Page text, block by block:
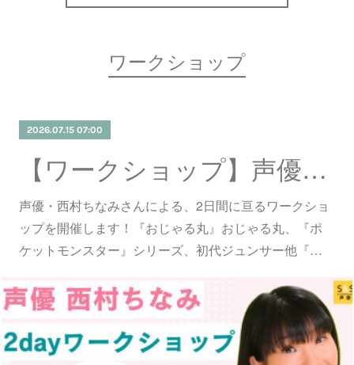
ワークショップ
2026.07.15 07:00
【ワークショップ】声優・西村ちなみ氏による2dayワークショップ開催！
声優・西村ちなみさんによる、2日間に亘るワークショ
ップを開催します！『おじゃる丸』おじゃる丸、『ポ
ケットモンスター』シリーズ、初代ジュンサー他『…